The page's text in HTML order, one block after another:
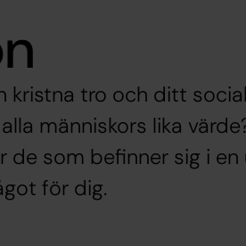
kristna tro och ditt
människors lika
de som befinner sig i
för dig.